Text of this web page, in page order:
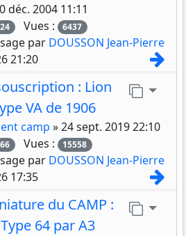
déc. 2004 11:11
24 Vues : 6437
par DOUSSON Jean-Pierre
21:20
Aller
: Lion
VA de 1906
camp »24 sept. 2019 22:10
66 Vues : 15558
par DOUSSON Jean-Pierre
17:35
Aller
du CAMP :
64 par A3